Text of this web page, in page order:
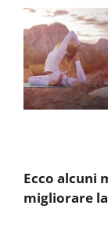
Ecco alcuni
migliorare